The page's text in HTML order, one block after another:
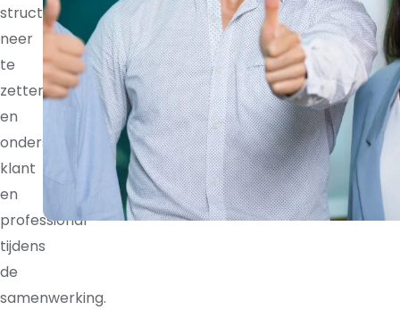
structuur
neer
te
zetten
en
ondersteunt
klant
en
professional
tijdens
de
samenwerking.